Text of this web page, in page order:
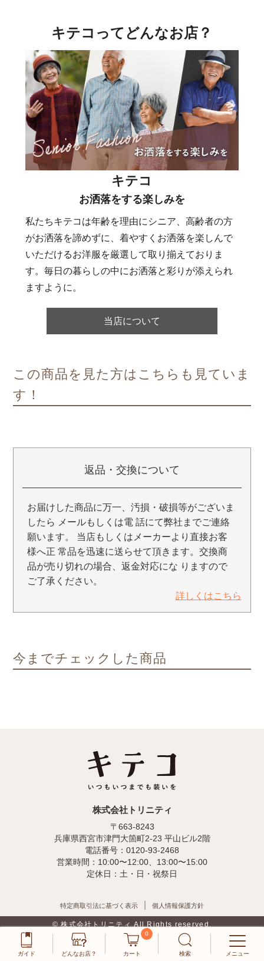
キテコってどんなお店？
キテコ
お洒落をする楽しみを
私たちキテコは年齢を理由にシニア、高齢者の方
がお洒落を諦めずに、着やすくお洒落を楽しんで
いただけるお洋服を厳選して取り揃えておりま
す。毎日の暮らしの中にお洒落と彩りが添えられ
ますように。
当店について
この商品を見た方はこちらも見ていま
す！
返品・交換について
お届けした商品に万一、汚損・破損等がございま
したら メールもしくは電 話にて弊社までご連絡
願います。 当店もしくはメーカーより直接お客
様へ正 常品を迅速に送らせて頂きます。交換商
品が売り切れの場合、返金対応にな りますので
ご了承ください。
詳しくはこちら
今までチェックした商品
株式会社トリニティ
〒663-8243
兵庫県西宮市津門大箇町2-23 平山ビル2階
電話番号：0120-93-2468
営業時間：10:00〜12:00、13:00〜15:00
定休日：土・日・祝祭日
特定商取引法に基づく表示 個人情報保護方針
© 株式会社トリニティ All Rights reserved.
ガイド どんなお店？ カート
0
検索 メニュー